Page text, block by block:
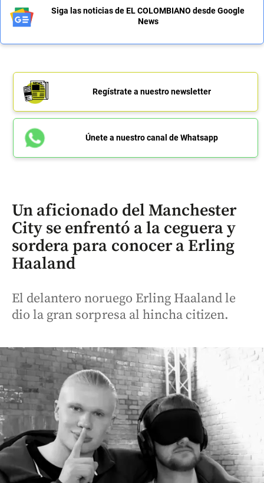
Siga las noticias de EL COLOMBIANO desde Google
News
Regístrate a nuestro newsletter
Únete a nuestro canal de Whatsapp
Un aficionado del Manchester
City se enfrentó a la ceguera y
sordera para conocer a Erling
Haaland
El delantero noruego Erling Haaland le
dio la gran sorpresa al hincha citizen.